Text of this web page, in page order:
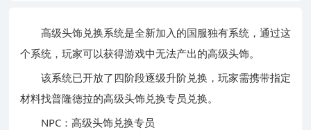
高级头饰兑换系统是全新加入的国服独有系统，通过这
个系统，玩家可以获得游戏中无法产出的高级头饰。
该系统已开放了四阶段逐级升阶兑换，玩家需携带指定
材料找普隆德拉的高级头饰兑换专员兑换。
NPC：高级头饰兑换专员